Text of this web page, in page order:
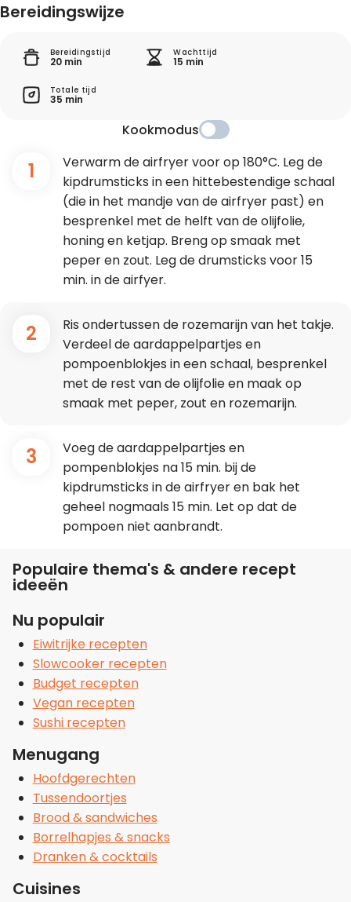
Bereidingswijze
Bereidingstijd
20 min
Wachttijd
15 min
Totale tijd
35 min
Kookmodus
1
Verwarm de airfryer voor op 180°C. Leg de
kipdrumsticks in een hittebestendige schaal
(die in het mandje van de airfryer past) en
besprenkel met de helft van de olijfolie,
honing en ketjap. Breng op smaak met
peper en zout. Leg de drumsticks voor 15
min. in de airfyer.
2
Ris ondertussen de rozemarijn van het takje.
Verdeel de aardappelpartjes en
pompoenblokjes in een schaal, besprenkel
met de rest van de olijfolie en maak op
smaak met peper, zout en rozemarijn.
3
Voeg de aardappelpartjes en
pompenblokjes na 15 min. bij de
kipdrumsticks in de airfryer en bak het
geheel nogmaals 15 min. Let op dat de
pompoen niet aanbrandt.
Populaire thema's & andere recept
ideeën
Nu populair
Eiwitrijke recepten
Slowcooker recepten
Budget recepten
Vegan recepten
Sushi recepten
Menugang
Hoofdgerechten
Tussendoortjes
Brood & sandwiches
Borrelhapjes & snacks
Dranken & cocktails
Cuisines